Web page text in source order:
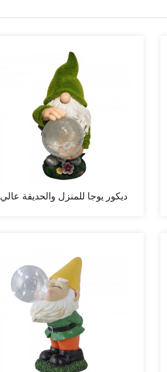
ديكور يوجا للمنزل والحديقة عالي